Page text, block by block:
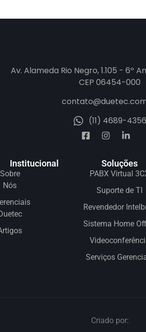
Av. Alameda Rio Negro, 1.105 - 6º
CEP 06454-000
(11) 4689-4356
Institucional
Sobre
Nós
Soluções
PABX Virtual
Suporte de TI
Revendedor
Sistema Home
Serviços
Criado por: